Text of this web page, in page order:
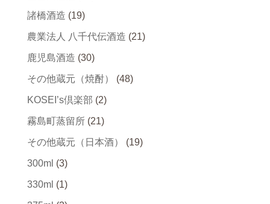
諸橋酒造 (19)
農業法人 八千代伝酒造 (21)
鹿児島酒造 (30)
その他蔵元（焼酎） (48)
KOSEI’s倶楽部 (2)
霧島町蒸留所 (21)
その他蔵元（日本酒） (19)
300ml (3)
330ml (1)